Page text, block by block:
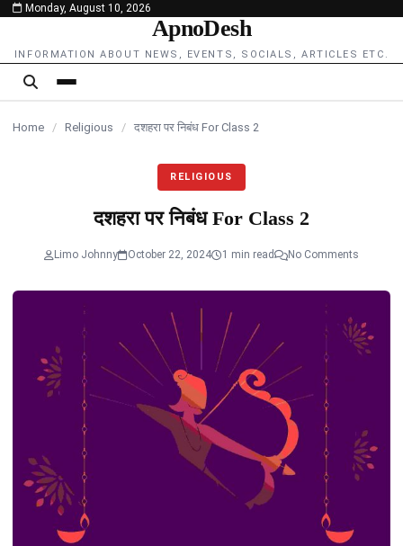
content
Monday, August 10, 2026
ApnoDesh
INFORMATION ABOUT NEWS, EVENTS, SOCIALS, ARTICLES ETC.
Home / Religious / दशहरा पर निबंध For Class 2
RELIGIOUS
दशहरा पर निबंध For Class 2
Limo Johnny October 22, 2024 1 min read No Comments